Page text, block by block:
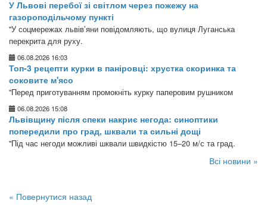
У Львові перебої зі світлом через пожежу на
газороподільчому пункті
"У соцмережах львів’яни повідомляють, що вулиця Луганська
перекрита для руху.
06.08.2026 16:03
Топ-3 рецепти курки в паніровці: хрустка скоринка та
соковите м'ясо
"Перед приготуванням промокніть курку паперовим рушником
06.08.2026 15:08
Львівщину після спеки накриє негода: синоптики
попередили про град, шквали та сильні дощі
"Під час негоди можливі шквали швидкістю 15–20 м/с та град.
Всі новини »
« Повернутися назад